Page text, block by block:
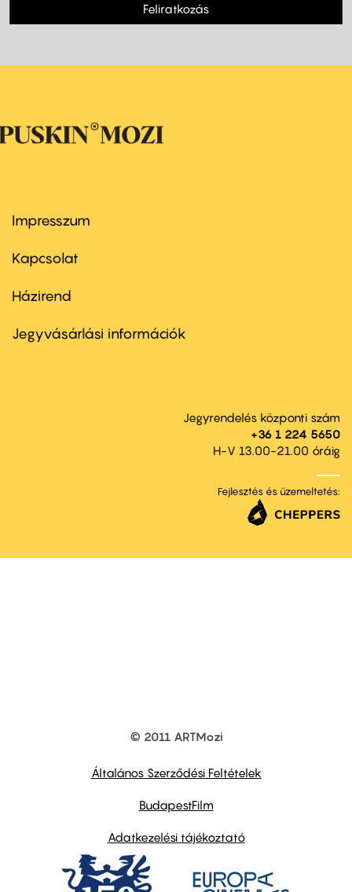
Feliratkozás
Footer
first
Impresszum
Kapcsolat
Footer
second
Házirend
Jegyvásárlási információk
Jegyrendelés központi szám
+36 1 224 5650
H-V 13.00-21.00 óráig
Fejlesztés és üzemeltetés:
© 2011 ARTMozi
Általános Szerződési Feltételek
BudapestFilm
Adatkezelési tájékoztató